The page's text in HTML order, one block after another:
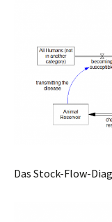
Das Stock-Flow-